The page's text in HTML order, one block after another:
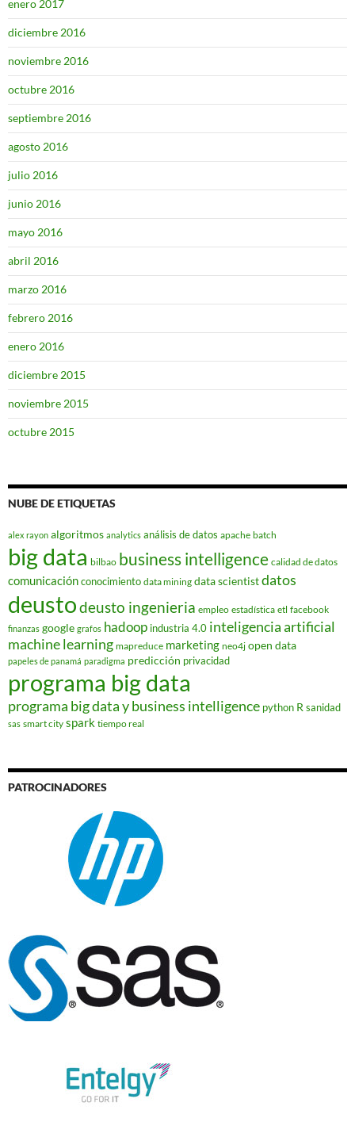
enero 2017
diciembre 2016
noviembre 2016
octubre 2016
septiembre 2016
agosto 2016
julio 2016
junio 2016
mayo 2016
abril 2016
marzo 2016
febrero 2016
enero 2016
diciembre 2015
noviembre 2015
octubre 2015
NUBE DE ETIQUETAS
alex rayon algoritmos analytics análisis de datos apache batch
big data bilbao business intelligence calidad de datos
comunicaciónconocimiento data mining data scientistdatos
deustodeusto ingenieria empleo estadística etl facebook
finanzas google grafos hadoop industria 4.0 inteligencia artificial
machine learning mapreduce marketing neo4j open data
papeles de panamá paradigma predicción privacidad
programa big data
programa big data y business intelligence python R sanidad
sas smart city spark tiempo real
PATROCINADORES